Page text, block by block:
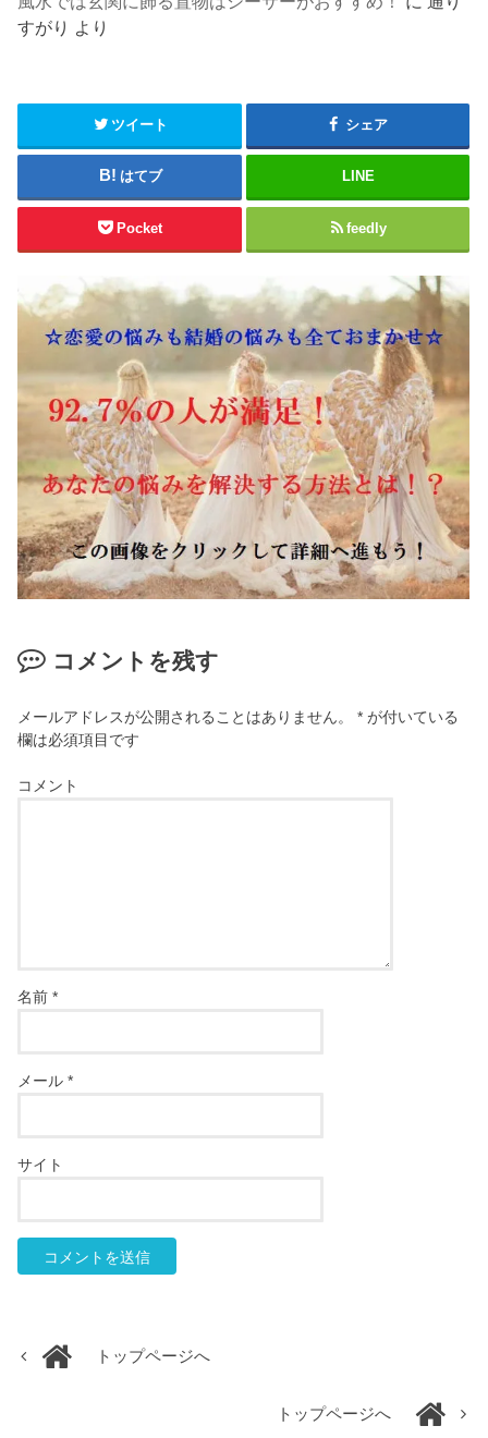
すがり より
ツイート シェア
はてブ LINE
Pocket feedly
コメントを残す
メールアドレスが公開されることはありません。 * が付いている
欄は必須項目です
コメント
名前*
メール*
サイト
トップページへ
トップページへ